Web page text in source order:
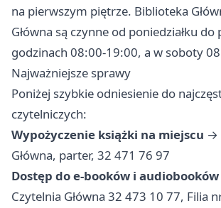
na pierwszym piętrze. Biblioteka
Główna są czynne od poniedziałku do
godzinach 08:00-19:00, a w soboty
Najważniejsze sprawy
Poniżej szybkie odniesienie do
czytelniczych:
Wypożyczenie książki na miejscu →
Główna, parter, 32 471 76 97
Dostęp do e-booków i
Czytelnia Główna 32 473 10 77, Filia